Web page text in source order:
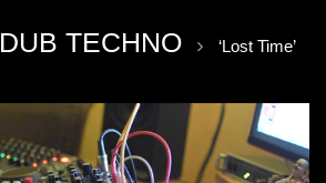
DUB TECHNO
‘Lost Time’